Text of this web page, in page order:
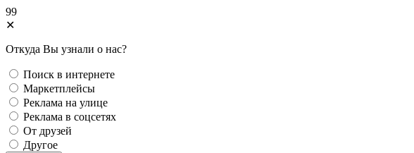
99
✕
Откуда Вы узнали о нас?
Поиск в интернете
Маркетплейсы
Реклама на улице
Реклама в соцсетях
От друзей
Другое